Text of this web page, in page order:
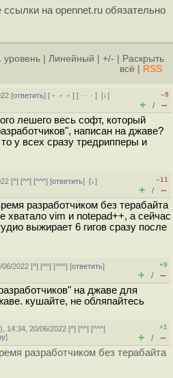
ссылки на opennet.ru обязательно
уровень Линейный +/-
Раскрыть
всё
RSS
[ответить] [ ﹢﹢﹢] [ · · ·][↓]
–9
+ / –
лешего весь софт, который
написан на джаве?
у всех сразу тредрипперы и
[^] [^^] [^^^] [ответить][↓]
–11
+ / –
разработчиком без терабайта
хватало vim и notepad++, а сейчас
выжирает 6 гигов сразу после
06/2022 [^] [^^] [^^^] [ответить]
+9
+ / –
на джаве для
кушайте, не обляпайтесь
), 14:34, 20/06/2022 [^] [^^] [^^^]
]
+1
+ / –
разработчиком без терабайта